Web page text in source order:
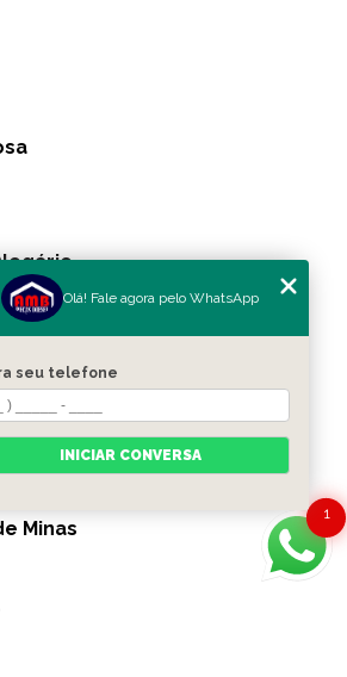
Minas
1
Olá! Fale agora pelo WhatsApp
seu telefone
INICIAR CONVERSA